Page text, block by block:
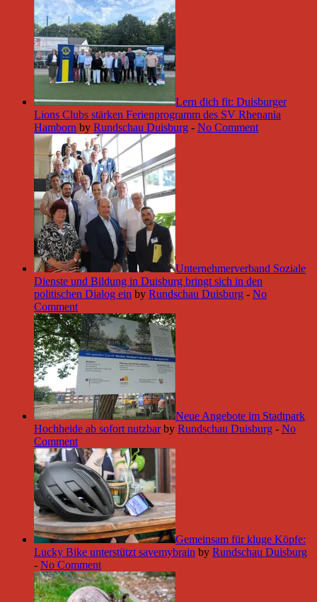
Lern dich fit: Duisburger
Lions Clubs stärken Ferienprogramm des SV Rhenania
Hamborn by Rundschau Duisburg - No Comment
Unternehmerverband Soziale
Dienste und Bildung in Duisburg bringt sich in den
politischen Dialog ein by Rundschau Duisburg - No
Comment
Neue Angebote im Stadtpark
Hochheide ab sofort nutzbar by Rundschau Duisburg - No
Comment
Gemeinsam für kluge Köpfe:
Lucky Bike unterstützt savemybrain by Rundschau Duisburg
- No Comment